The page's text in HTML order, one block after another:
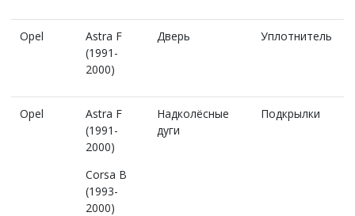
Opel
Astra F
(1991-
2000)
Дверь Уплотнитель
Opel
Astra F
(1991-
2000)
Corsa B
(1993-
2000)
Надколёсные
дуги
Подкрылки